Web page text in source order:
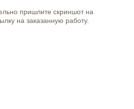
пришлите скриншот на
на заказанную работу.